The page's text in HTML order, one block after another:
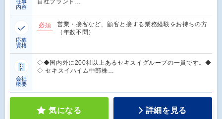
仕事
内容
自社ブランド…
応募
資格
必須
営業・接客など、顧客と接する業務経験をお持ちの方
（年数不問）
会社
概要
◇◆国内外に200社以上あるセキスイグループの一員です。◆
◇ セキスイハイム中部株…
気になる 詳細を見る